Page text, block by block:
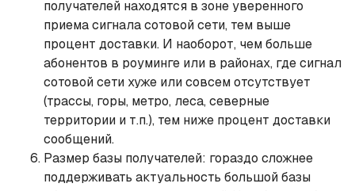
получателей находятся в зоне уверенного
приема сигнала сотовой сети, тем выше
процент доставки. И наоборот, чем больше
абонентов в роуминге или в районах, где сигнал
сотовой сети хуже или совсем отсутствует
(трассы, горы, метро, леса, северные
территории и т.п.), тем ниже процент доставки
сообщений.
Размер базы получателей: гораздо сложнее
поддерживать актуальность большой базы